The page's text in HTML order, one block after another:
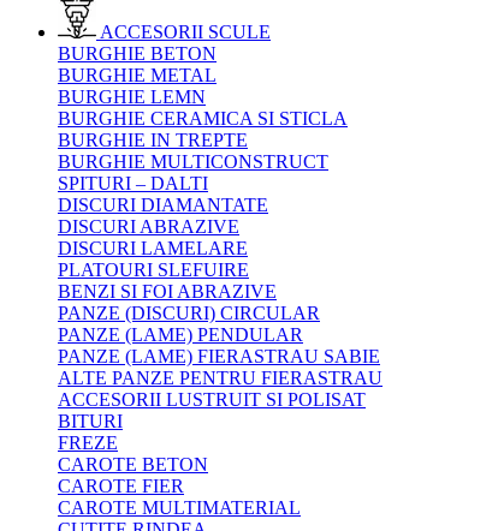
ACCESORII SCULE
BURGHIE BETON
BURGHIE METAL
BURGHIE LEMN
BURGHIE CERAMICA SI STICLA
BURGHIE IN TREPTE
BURGHIE MULTICONSTRUCT
SPITURI – DALTI
DISCURI DIAMANTATE
DISCURI ABRAZIVE
DISCURI LAMELARE
PLATOURI SLEFUIRE
BENZI SI FOI ABRAZIVE
PANZE (DISCURI) CIRCULAR
PANZE (LAME) PENDULAR
PANZE (LAME) FIERASTRAU SABIE
ALTE PANZE PENTRU FIERASTRAU
ACCESORII LUSTRUIT SI POLISAT
BITURI
FREZE
CAROTE BETON
CAROTE FIER
CAROTE MULTIMATERIAL